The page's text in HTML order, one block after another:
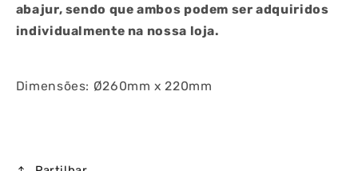
abajur, sendo que ambos podem ser adquiridos
individualmente na nossa loja.
Dimensões: Ø260mm x 220mm